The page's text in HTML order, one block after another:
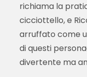
richiama la
cicciottello, e
arruffato come
di questi
divertente ma